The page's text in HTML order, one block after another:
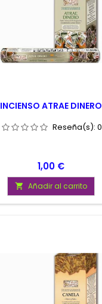
INCIENSO ATRAE DINERO
Reseña(s): 0
Precio
1,00 €
 Añadir al carrito